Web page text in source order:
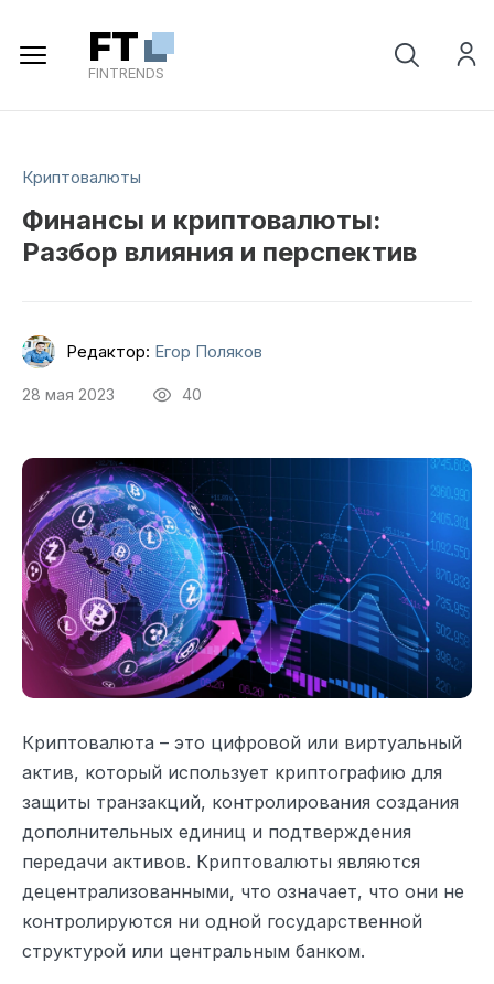
FT
FINTRENDS
Криптовалюты
Финансы и криптовалюты:
Разбор влияния и перспектив
Редактор: Егор Поляков
28 мая 2023 40
Криптовалюта – это цифровой или виртуальный
актив, который использует криптографию для
защиты транзакций, контролирования создания
дополнительных единиц и подтверждения
передачи активов. Криптовалюты являются
децентрализованными, что означает, что они не
контролируются ни одной государственной
структурой или центральным банком.